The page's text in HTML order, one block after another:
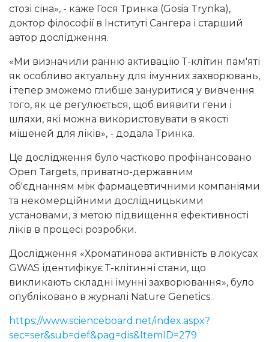
стозі сіна», - каже Гося Тринка (Gosia Trynka),
доктор філософії в Інституті Сангера і старший
автор дослідження.
«Ми визначили ранню активацію Т-клітин пам'яті
як особливо актуальну для імунних захворювань,
і тепер зможемо глибше зануритися у вивчення
того, як це регулюється, щоб виявити гени і
шляхи, які можна використовувати в якості
мішеней для ліків», - додала Тринка.
Це дослідження було частково профінансовано
Open Targets, приватно-державним
об'єднанням між фармацевтичними компаніями
та некомерційними дослідницькими
установами, з метою підвищення ефективності
ліків в процесі розробки.
Дослідження «Хроматинова активність в локусах
GWAS ідентифікує Т-клітинні стани, що
викликають складні імунні захворювання», було
опубліковано в журналі Nature Genetics.
https://www.scienceboard.net/index.aspx?
sec=ser&sub=def&pag=dis&ItemID=279